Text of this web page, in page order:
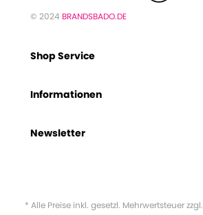
© 2024 BRANDSBADO.DE
Shop Service
Informationen
Newsletter
* Alle Preise inkl. gesetzl. Mehrwertsteuer zzgl.